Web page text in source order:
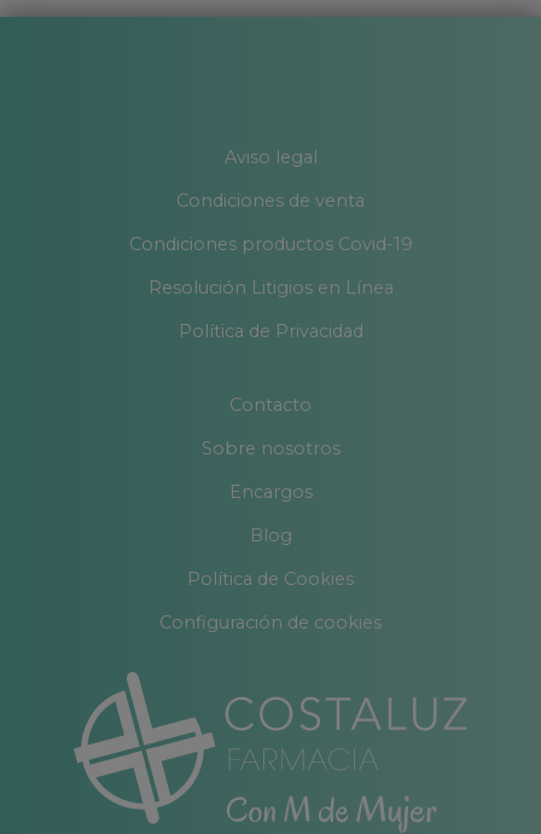
Aviso legal
Condiciones de venta
Condiciones productos Covid-19
Resolución Litigios en Línea
Política de Privacidad
Contacto
Sobre nosotros
Encargos
Blog
Política de Cookies
Configuración de cookies